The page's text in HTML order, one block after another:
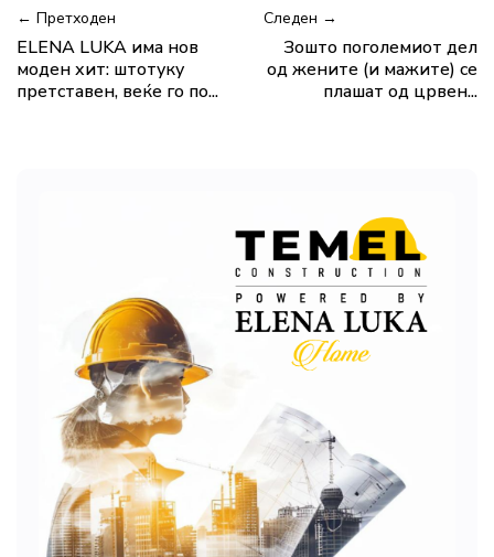
← Претходен
ELENA LUKA има нов
моден хит: штотуку
претставен, веќе го по...
Следен →
Зошто поголемиот дел
од жените (и мажите) се
плашат од црвен...